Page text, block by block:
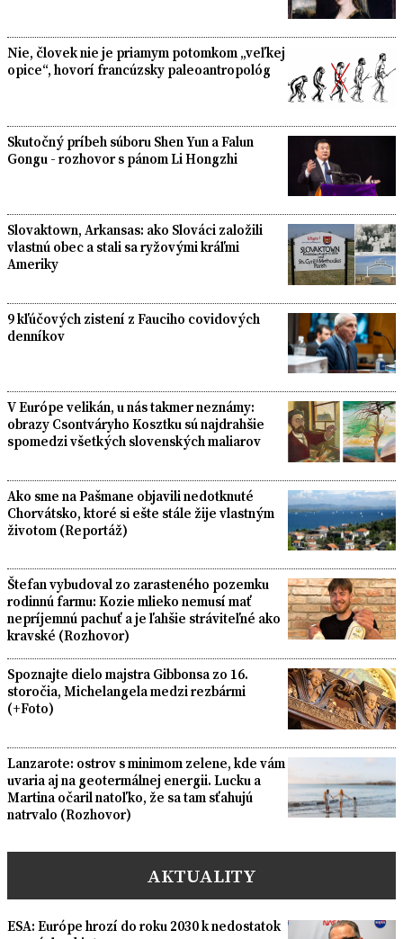
Nie, človek nie je priamym potomkom „veľkej
opice“, hovorí francúzsky paleoantropológ
Skutočný príbeh súboru Shen Yun a Falun
Gongu - rozhovor s pánom Li Hongzhi
Slovaktown, Arkansas: ako Slováci založili
vlastnú obec a stali sa ryžovými kráľmi
Ameriky
9 kľúčových zistení z Fauciho covidových
denníkov
V Európe velikán, u nás takmer neznámy:
obrazy Csontváryho Kosztku sú najdrahšie
spomedzi všetkých slovenských maliarov
Ako sme na Pašmane objavili nedotknuté
Chorvátsko, ktoré si ešte stále žije vlastným
životom (Reportáž)
Štefan vybudoval zo zarasteného pozemku
rodinnú farmu: Kozie mlieko nemusí mať
nepríjemnú pachuť a je ľahšie stráviteľné ako
kravské (Rozhovor)
Spoznajte dielo majstra Gibbonsa zo 16.
storočia, Michelangela medzi rezbármi
(+Foto)
Lanzarote: ostrov s minimom zelene, kde vám
uvaria aj na geotermálnej energii. Lucku a
Martina očaril natoľko, že sa tam sťahujú
natrvalo (Rozhovor)
AKTUALITY
ESA: Európe hrozí do roku 2030 k nedostatok